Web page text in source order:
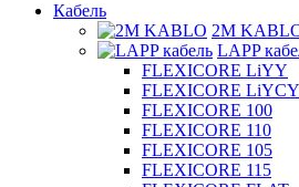
Кабель
2M
LAPP
FLEXICORE LiYY
FLEXICORE LiYCY
FLEXICORE 100
FLEXICORE 110
FLEXICORE 105
FLEXICORE 115